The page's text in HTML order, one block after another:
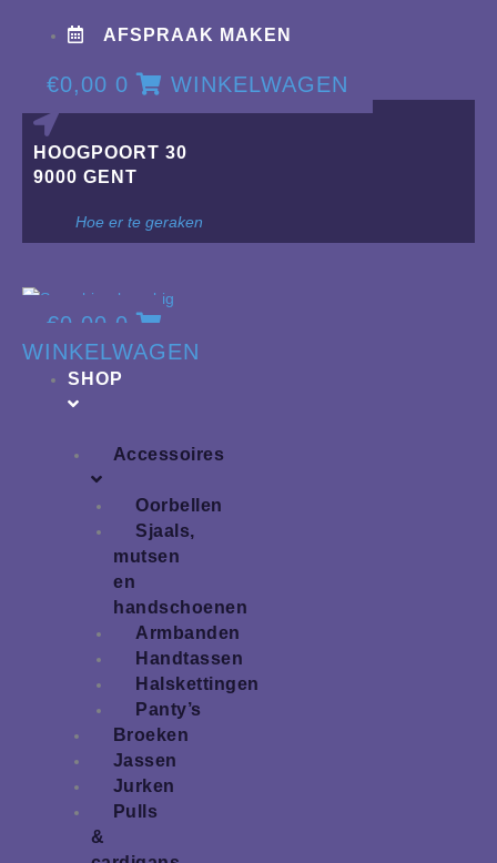
AFSPRAAK MAKEN
€0,00 0 WINKELWAGEN
HOOGPOORT 30
9000 GENT
Hoe er te geraken
€0,00 0
WINKELWAGEN
SHOP
Accessoires
Oorbellen
Sjaals,
mutsen
en
handschoenen
Armbanden
Handtassen
Halskettingen
Panty’s
Broeken
Jassen
Jurken
Pulls
&